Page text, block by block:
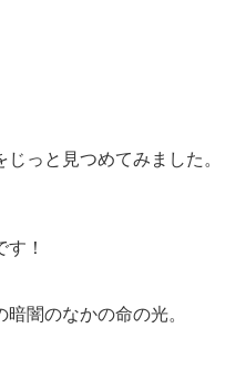
っと見つめてみました。
！
闇のなかの命の光。